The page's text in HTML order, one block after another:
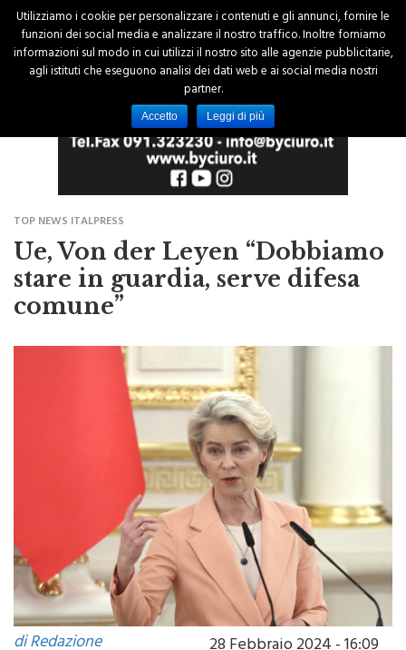
TOP NEWS ITALPRESS
Ue, Von der Leyen “Dobbiamo
stare in guardia, serve difesa
comune”
di Redazione
28 Febbraio 2024 - 16:09
Utilizziamo i cookie per personalizzare i contenuti e gli annunci, fornire le
funzioni dei social media e analizzare il nostro traffico. Inoltre forniamo
informazioni sul modo in cui utilizzi il nostro sito alle agenzie pubblicitarie,
agli istituti che eseguono analisi dei dati web e ai social media nostri
partner.
Accetto Leggi di più